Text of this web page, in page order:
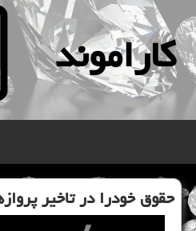
كاراموند
حقوق خودرا در تاخیر